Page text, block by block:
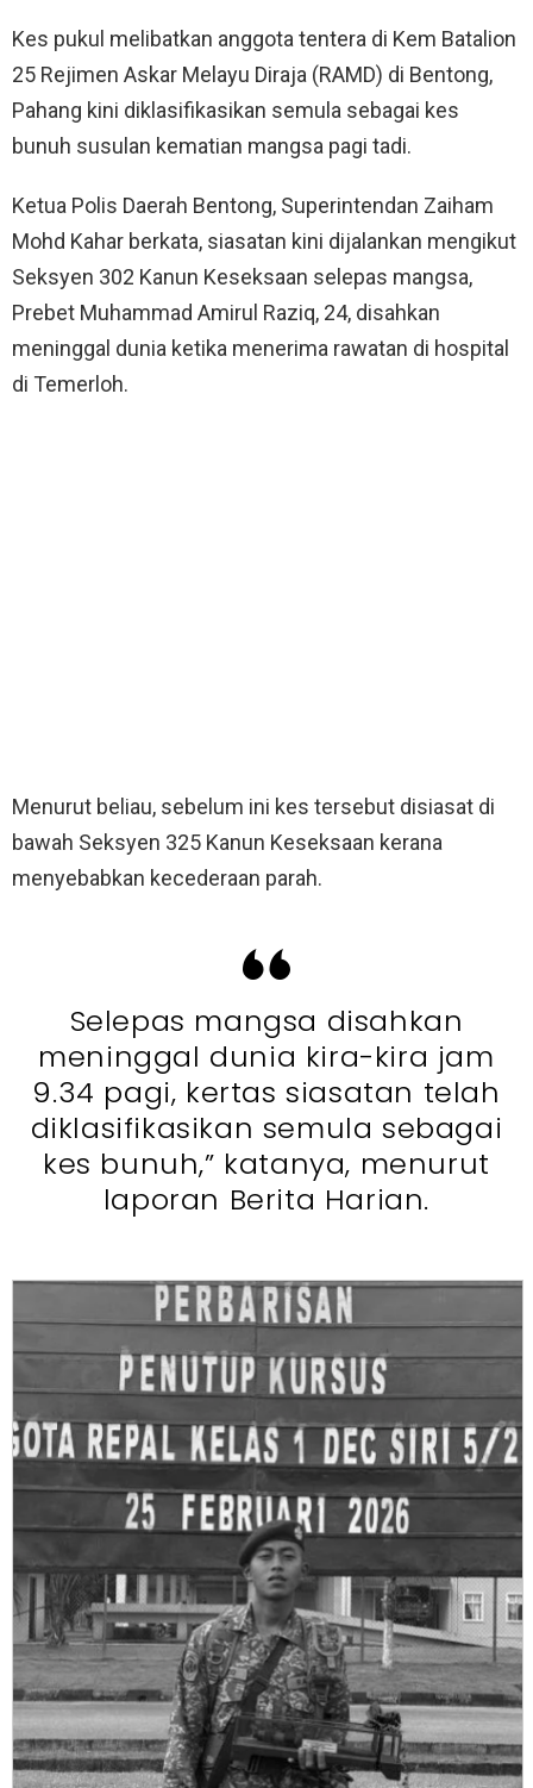
Kes pukul melibatkan anggota tentera di Kem Batalion
25 Rejimen Askar Melayu Diraja (RAMD) di Bentong,
Pahang kini diklasifikasikan semula sebagai kes
bunuh susulan kematian mangsa pagi tadi.
Ketua Polis Daerah Bentong, Superintendan Zaiham
Mohd Kahar berkata, siasatan kini dijalankan mengikut
Seksyen 302 Kanun Keseksaan selepas mangsa,
Prebet Muhammad Amirul Raziq, 24, disahkan
meninggal dunia ketika menerima rawatan di hospital
di Temerloh.
Menurut beliau, sebelum ini kes tersebut disiasat di
bawah Seksyen 325 Kanun Keseksaan kerana
menyebabkan kecederaan parah.
Selepas mangsa disahkan
meninggal dunia kira-kira jam
9.34 pagi, kertas siasatan telah
diklasifikasikan semula sebagai
kes bunuh,” katanya, menurut
laporan Berita Harian.